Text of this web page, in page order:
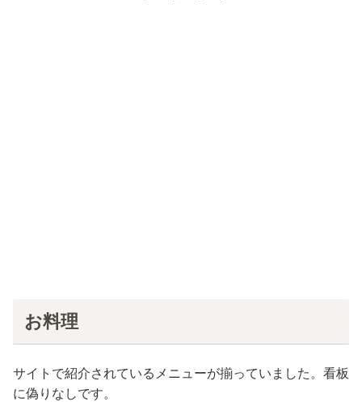
お料理
サイトで紹介されているメニューが揃っていました。看板
に偽りなしです。